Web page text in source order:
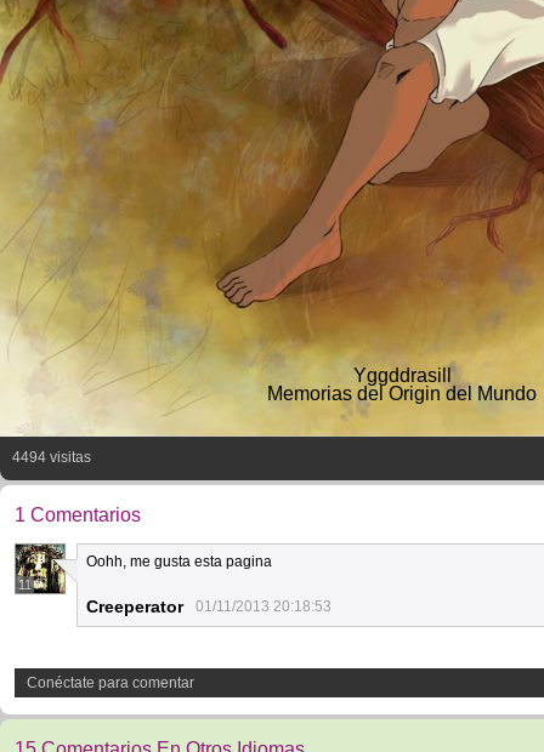
Yggddrasill
Memorias del Origin del Mundo
4494 visitas
1 Comentarios
11
Oohh, me gusta esta pagina
Creeperator 01/11/2013 20:18:53
Conéctate para comentar